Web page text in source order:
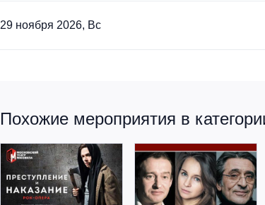
29 ноября 2026, Вс
Похожие мероприятия в